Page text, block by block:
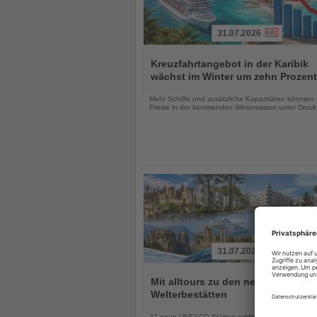
Sie
die
31.07.2026
Kreuzfahrtangebot in der Karibik
wächst im Winter um zehn Prozent
Mehr Schiffe und zusätzliche Kapazitäten könnten
Preise in der kommenden Wintersaison unter
Sie
die
31.07.2026
Mit alltours zu den neuen UNESCO-
Welterbestätten